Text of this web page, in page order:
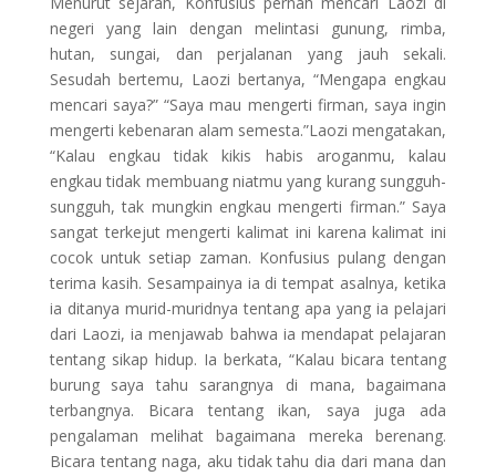
negeri yang lain dengan melintasi gunung, rimba,
hutan, sungai, dan perjalanan yang jauh sekali.
Sesudah bertemu, Laozi bertanya, “Mengapa engkau
mencari saya?” “Saya mau mengerti firman, saya ingin
mengerti kebenaran alam semesta.”Laozi mengatakan,
“Kalau engkau tidak kikis habis aroganmu, kalau
engkau tidak membuang niatmu yang kurang sungguh-
sungguh, tak mungkin engkau mengerti firman.” Saya
sangat terkejut mengerti kalimat ini karena kalimat ini
cocok untuk setiap zaman. Konfusius pulang dengan
terima kasih. Sesampainya ia di tempat asalnya, ketika
ia ditanya murid-muridnya tentang apa yang ia pelajari
dari Laozi, ia menjawab bahwa ia mendapat pelajaran
tentang sikap hidup. Ia berkata, “Kalau bicara tentang
burung saya tahu sarangnya di mana, bagaimana
terbangnya. Bicara tentang ikan, saya juga ada
pengalaman melihat bagaimana mereka berenang.
Bicara tentang naga, aku tidak tahu dia dari mana dan